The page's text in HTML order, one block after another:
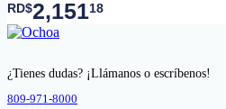
RD$2,15118
¿Tienes dudas? ¡Llámanos o escríbenos!
809-971-8000